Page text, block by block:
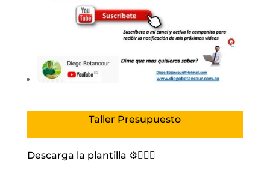
Taller Presupuesto
Descarga la plantilla ⚙️👇🏻📄